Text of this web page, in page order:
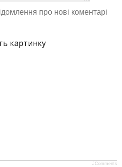
про нові коментарі
картинку
JComments